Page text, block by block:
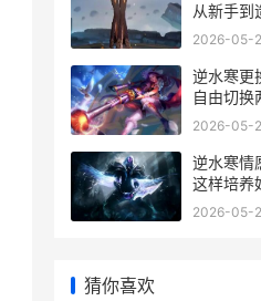
从新手到
之路
2026-05-
逆水寒更
自由切换
技巧
2026-05-
逆水寒情
这样培养
2026-05-
猜你喜欢